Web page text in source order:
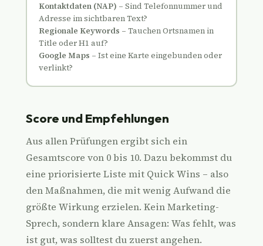
Kontaktdaten (NAP) – Sind Telefonnummer und
Adresse im sichtbaren Text?
Regionale Keywords – Tauchen Ortsnamen in
Title oder H1 auf?
Google Maps – Ist eine Karte eingebunden oder
verlinkt?
Score und Empfehlungen
Aus allen Prüfungen ergibt sich ein
Gesamtscore von 0 bis 10. Dazu bekommst du
eine priorisierte Liste mit Quick Wins – also
den Maßnahmen, die mit wenig Aufwand die
größte Wirkung erzielen. Kein Marketing-
Sprech, sondern klare Ansagen: Was fehlt, was
ist gut, was solltest du zuerst angehen.